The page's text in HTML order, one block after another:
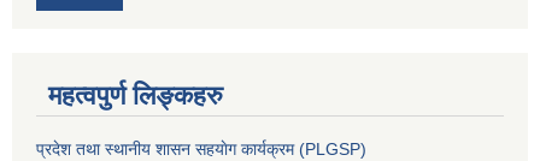
महत्वपुर्ण लिङ्कहरु
प्रदेश तथा स्थानीय शासन सहयाेग कार्यक्रम (PLGSP)